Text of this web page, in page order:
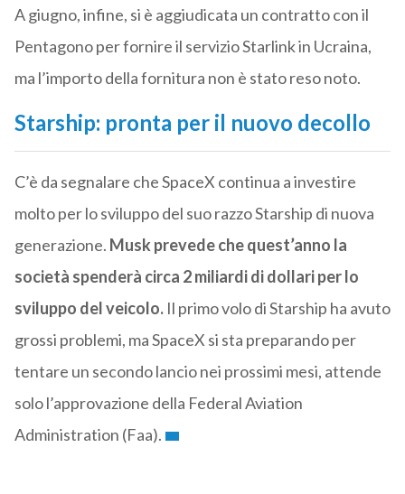
A giugno, infine, si è aggiudicata un contratto con il
Pentagono per fornire il servizio Starlink in Ucraina,
ma l’importo della fornitura non è stato reso noto.
Starship: pronta per il nuovo decollo
C’è da segnalare che SpaceX continua a investire
molto per lo sviluppo del suo razzo Starship di nuova
generazione. Musk prevede che quest’anno la
società spenderà circa 2 miliardi di dollari per lo
sviluppo del veicolo.Il primo volo di Starship ha avuto
grossi problemi, ma SpaceX si sta preparando per
tentare un secondo lancio nei prossimi mesi, attende
solo l’approvazione della Federal Aviation
Administration (Faa).